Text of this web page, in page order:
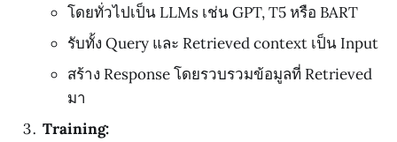
โดยทั่วไปเป็น LLMs เช่น GPT, T5 หรือ BART
รับทั้ง Query และ Retrieved context เป็น Input
สร้าง Response โดยรวบรวมข้อมูลที่ Retrieved
มา
Training: